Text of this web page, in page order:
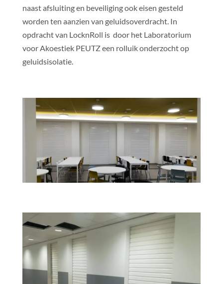
naast afsluiting en beveiliging ook eisen gesteld
worden ten aanzien van geluidsoverdracht. In
opdracht van LocknRoll is door het Laboratorium
voor Akoestiek PEUTZ een rolluik onderzocht op
geluidsisolatie.